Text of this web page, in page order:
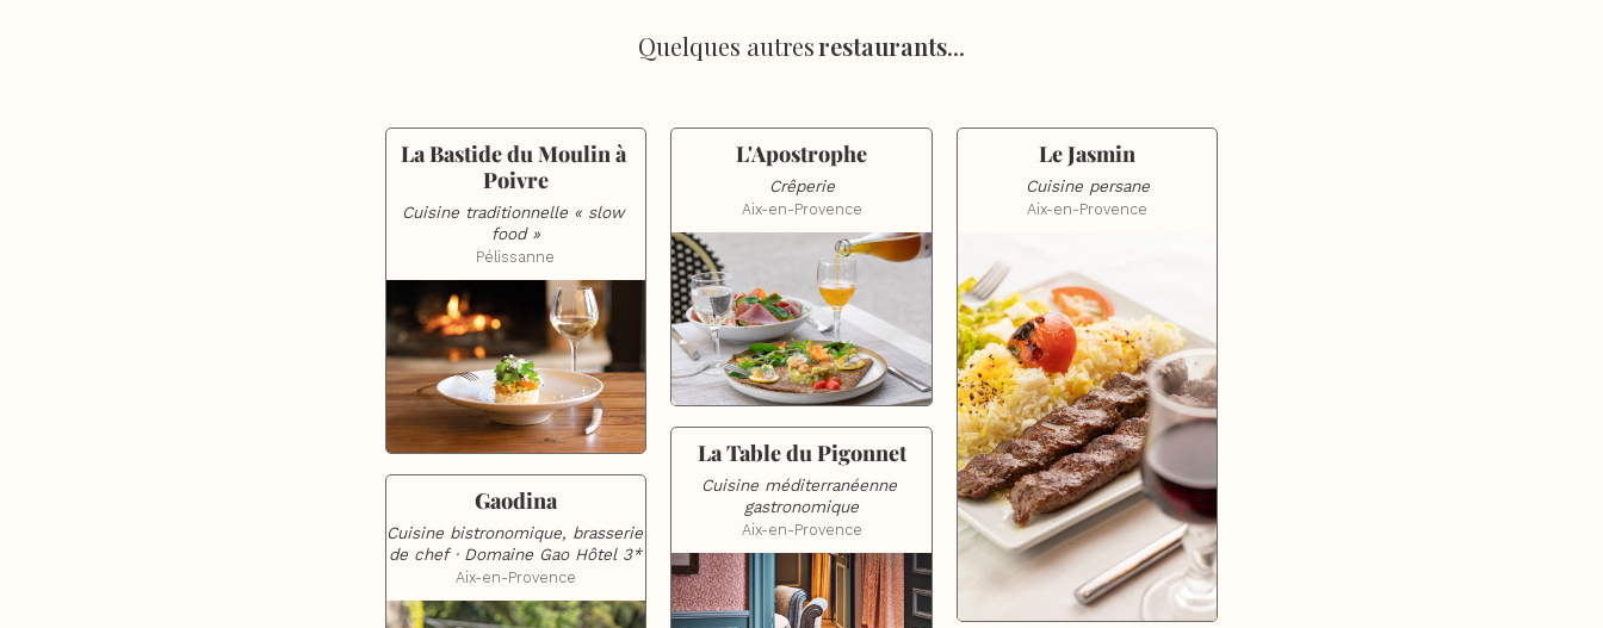
Quelques autresrestaurants...
La Bastide du Moulin à
Poivre
Cuisine traditionnelle « slow
food »
Pélissanne
Gaodina
Cuisine bistronomique, brasserie
de chef · Domaine Gao Hôtel 3*
Aix-en-Provence
L'Apostrophe
Crêperie
Aix-en-Provence
La Table du Pigonnet
Cuisine méditerranéenne
gastronomique
Aix-en-Provence
Le Jasmin
Cuisine persane
Aix-en-Provence